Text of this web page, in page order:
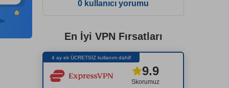
0 kullanıcı yorumu
En İyi VPN Fırsatları
4 ay ek ÜCRETSİZ kullanım dahil!
Skorumuz
9.9